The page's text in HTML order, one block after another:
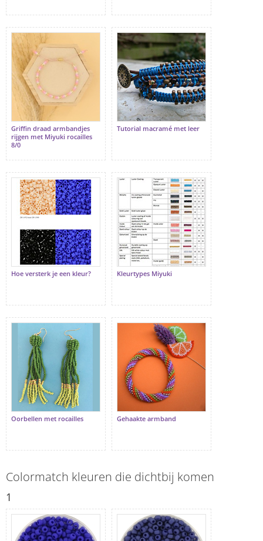
Griffin draad armbandjes
rijgen met Miyuki rocailles
8/0
Tutorial macramé met leer
Hoe versterk je een kleur? Kleurtypes Miyuki
Oorbellen met rocailles Gehaakte armband
Colormatch kleuren die dichtbij komen
1